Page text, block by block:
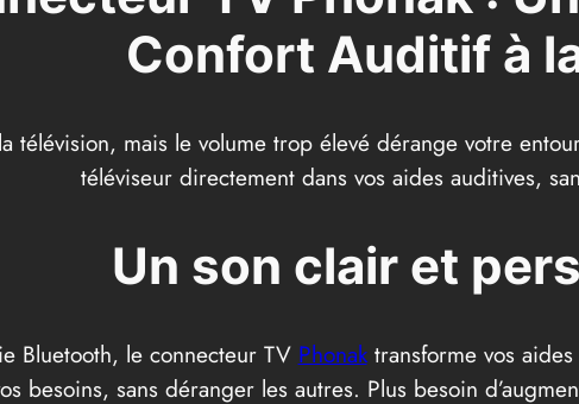
Confort Auditif à
télévision, mais le volume trop élevé dérange votre
téléviseur directement dans vos aides auditives,
Un son clair et
Bluetooth, le connecteur TV Phonaktransforme vos aides
besoins, sans déranger les autres. Plus besoin